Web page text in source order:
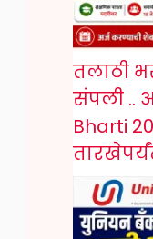
तलाठी
संपली ..
Bharti